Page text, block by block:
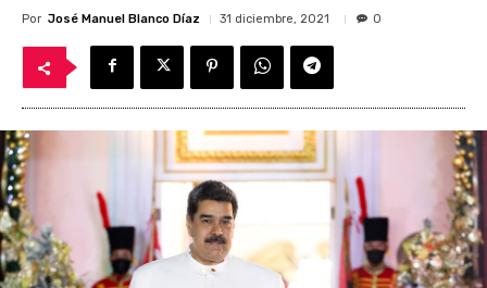
Por José Manuel Blanco Díaz 31 diciembre, 2021 0